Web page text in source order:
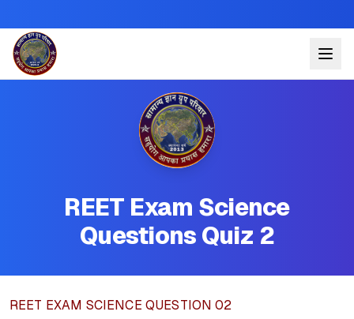
REET Exam Science
Questions Quiz 2
REET EXAM SCIENCE QUESTION 02